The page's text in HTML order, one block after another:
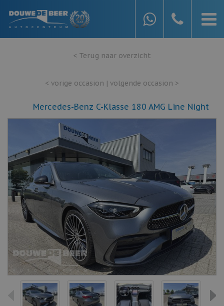
< Terug naar overzicht
< vorige occasion | volgende occasion >
Mercedes-Benz C-Klasse 180 AMG Line Night